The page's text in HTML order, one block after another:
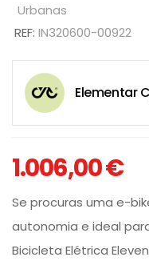
Urbanas
REF: IN320600-00922
Elementar
1.006,00€
Se procuras uma e-
autonomia e ideal
Bicicleta Elétrica